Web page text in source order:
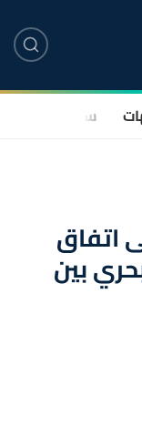
سياسة
اتفاق
بين